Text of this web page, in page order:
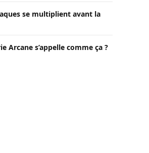
se multiplient avant la
Arcane s’appelle comme ça ?